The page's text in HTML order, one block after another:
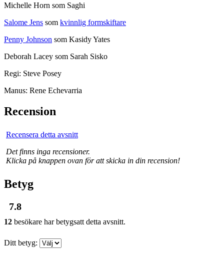
Michelle Horn som Saghi
Salome Jens som kvinnlig formskiftare
Penny Johnson som Kasidy Yates
Deborah Lacey som Sarah Sisko
Regi: Steve Posey
Manus: Rene Echevarria
Recension
Recensera detta avsnitt
Det finns inga recensioner.
Klicka på knappen ovan för att skicka in din recension!
Betyg
7.8
12 besökare har betygsatt detta avsnitt.
Ditt betyg: